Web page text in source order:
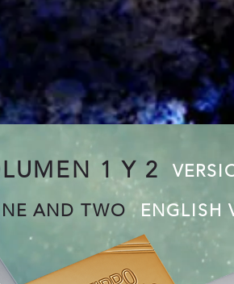
1 Y 2
AND TWO
ENGLISH